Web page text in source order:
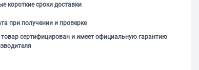
короткие сроки доставки
при получении и проверке
товар сертифицирован и имеет официальную гарантию